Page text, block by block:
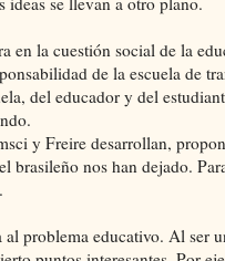
en la cuestión social de la
de la escuela de
del educador y del
y Freire desarrollan,
brasileño nos han dejado.
al problema educativo. Al